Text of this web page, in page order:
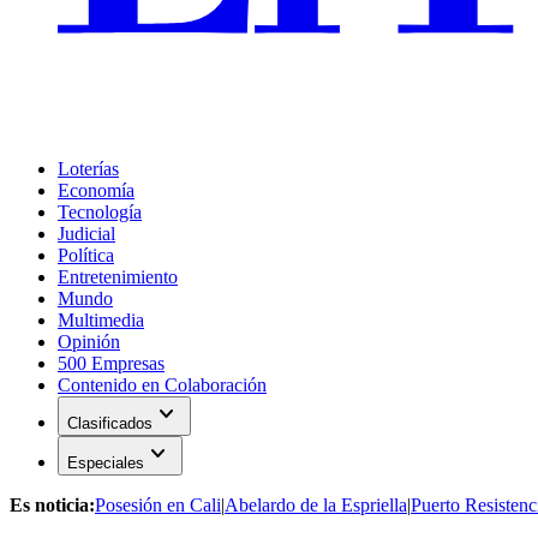
Loterías
Economía
Tecnología
Judicial
Política
Entretenimiento
Mundo
Multimedia
Opinión
500 Empresas
Contenido en Colaboración
Clasificados expand_more
Especiales expand_more
Es noticia:Posesión en Cali|Abelardo de la Espriella|Puerto